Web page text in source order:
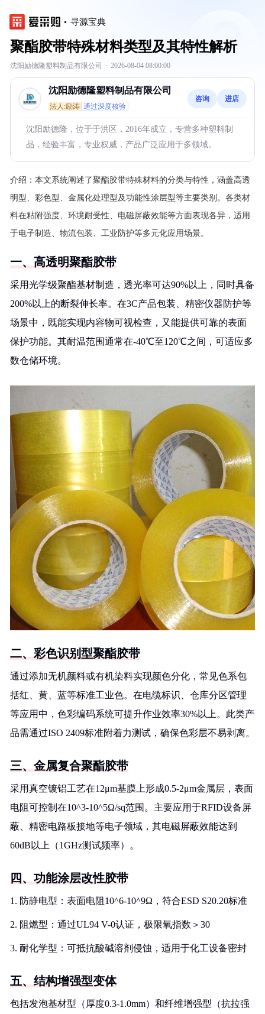
寻源宝典
聚酯胶带特殊材料类型及其特性解析
沈阳励德隆塑料制品有限公司 · 2026-08-04 08:00:00
沈阳励德隆塑料制品有限公司
法人:励涛 通过深度核验
咨询 进店
沈阳励德隆，位于于洪区，2016年成立，专营多种塑料制
品，经验丰富，专业权威，产品广泛应用于多领域。
介绍： 本文系统阐述了聚酯胶带特殊材料的分类与特性，涵盖高透
明型、彩色型、金属化处理型及功能性涂层型等主要类别。各类材
料在粘附强度、环境耐受性、电磁屏蔽效能等方面表现各异，适用
于电子制造、物流包装、工业防护等多元化应用场景。
一、高透明聚酯胶带
采用光学级聚酯基材制造，透光率可达90%以上，同时具备
200%以上的断裂伸长率。在3C产品包装、精密仪器防护等
场景中，既能实现内容物可视检查，又能提供可靠的表面
保护功能。其耐温范围通常在-40℃至120℃之间，可适应多
数仓储环境。
二、彩色识别型聚酯胶带
通过添加无机颜料或有机染料实现颜色分化，常见色系包
括红、黄、蓝等标准工业色。在电缆标识、仓库分区管理
等应用中，色彩编码系统可提升作业效率30%以上。此类产
品需通过ISO 2409标准附着力测试，确保色彩层不易剥离。
三、金属复合聚酯胶带
采用真空镀铝工艺在12μm基膜上形成0.5-2μm金属层，表面
电阻可控制在10^3-10^5Ω/sq范围。主要应用于RFID设备屏
蔽、精密电路板接地等电子领域，其电磁屏蔽效能达到
60dB以上（1GHz测试频率）。
四、功能涂层改性胶带
1. 防静电型：表面电阻10^6-10^9Ω，符合ESD S20.20标准
2. 阻燃型：通过UL94 V-0认证，极限氧指数＞30
3. 耐化学型：可抵抗酸碱溶剂侵蚀，适用于化工设备密封
五、结构增强型变体
包括发泡基材型（厚度0.3-1.0mm）和纤维增强型（抗拉强